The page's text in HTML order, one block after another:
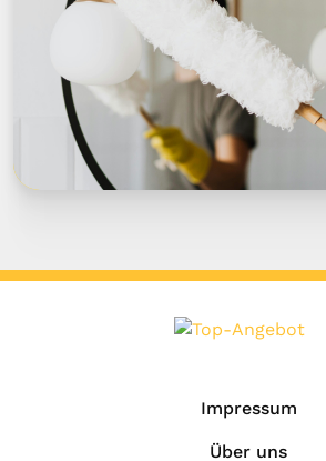
Impressum
Über uns